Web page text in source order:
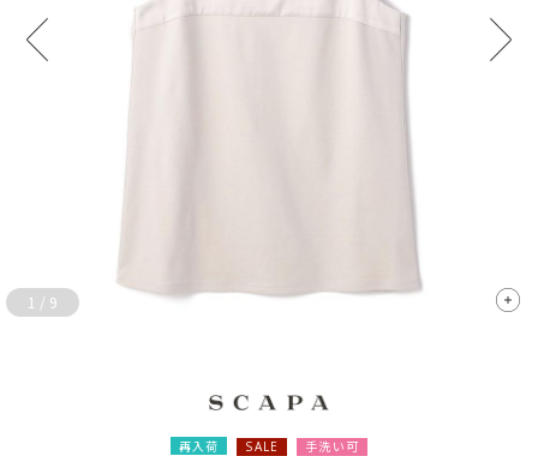
1 / 9
再入荷 SALE 手洗い可